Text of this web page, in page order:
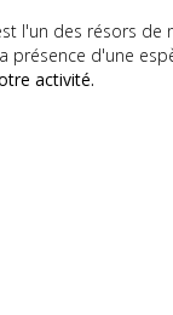
l'un des résors
d'une
activité.